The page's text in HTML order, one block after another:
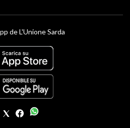
de L'Unione Sarda